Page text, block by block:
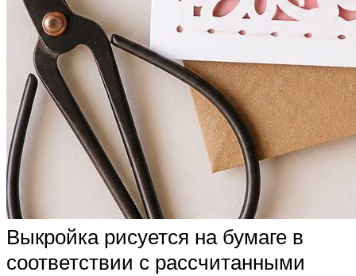
Выкройка рисуется на бумаге в
соответствии с рассчитанными